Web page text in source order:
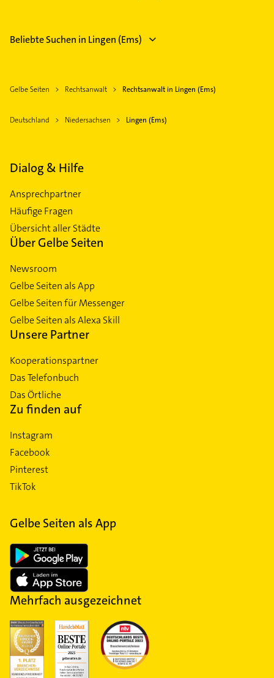
Beliebte Suchen in Lingen (Ems)
Gelbe Seiten Rechtsanwalt Rechtsanwalt in Lingen (Ems)
Deutschland Niedersachsen Lingen (Ems)
Dialog & Hilfe
Ansprechpartner
Häufige Fragen
Übersicht aller Städte
Über Gelbe Seiten
Newsroom
Gelbe Seiten als App
Gelbe Seiten für Messenger
Gelbe Seiten als Alexa Skill
Unsere Partner
Kooperationspartner
Das Telefonbuch
Das Örtliche
Zu finden auf
Instagram
Facebook
Pinterest
TikTok
Gelbe Seiten als App
Mehrfach ausgezeichnet